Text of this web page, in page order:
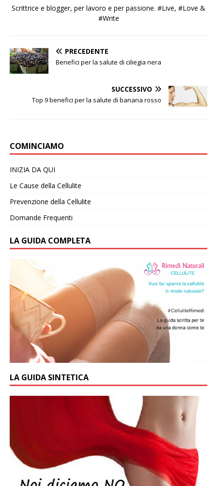
Scrittrice e blogger, per lavoro e per passione. #Live, #Love &
#Write
PRECEDENTE
Benefici per la salute di ciliegia nera
SUCCESSIVO
Top 9 benefici per la salute di banana rosso
COMINCIAMO
INIZIA DA QUI
Le Cause della Cellulite
Prevenzione della Cellulite
Domande Frequenti
LA GUIDA COMPLETA
LA GUIDA SINTETICA